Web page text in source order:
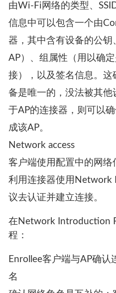
Authentication 与
Configurator和Enrollee
安全连接。Enrollee从
息，连接到目标AP或者
由Wi-Fi网络的类型、
信息中可以包含一个由
器，其中含有设备的公钥
AP）、组属性（用以确
接），以及签名信息。
备是唯一的，没法被其
于AP的连接器，则可以
成该AP。
Network access